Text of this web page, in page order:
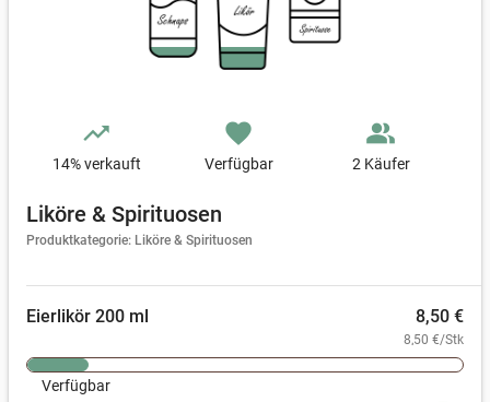
trending_up
14% verkauft
favorite
Verfügbar
people_alt
2 Käufer
Liköre & Spirituosen
Produktkategorie: Liköre & Spirituosen
Eierlikör 200 ml 8,50 €
8,50 €/Stk
Verfügbar